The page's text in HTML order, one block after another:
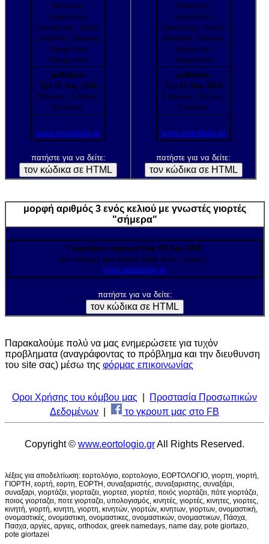
Ιππολύτα,
Λαυρέντιος,
Λαυρέντης, Λώρα,
Λωραίνη, Λάουρα,
Λαυρεντία,
Λαυρεντίνα
μεθαύριο
Τρι 11 Αυγ 2026
Εύπλους, Εύπλος,
Εύπλοος
www.eortologio.gr
πατήστε για να δείτε:
Ιππολύτα,
Λαυρέντιος,
Λαυρέντης, Λώρα,
Λωραίνη, Λάουρα,
Λαυρεντία,
Λαυρεντίνα
μεθαύριο
Τρι 11 Αυγ 2026
Εύπλους, Εύπλος,
Εύπλοος
www.eortologio.gr
πατήστε για να δείτε:
μορφή αριθμός 3 ενός κελιού με γνωστές γιορτές
"σήμερα"
Γιορτάζουν σήμερα Κυρ 09 Αυγ 2026
δεν υπάρχει μια γιορτή πάρα πολύ γνωστή
www.eortologio.gr
πατήστε για να δείτε:
Παρακαλούμε πολύ να μας ενημερώσετε για τυχόν
προβληματα (αναγράφοντας το πρόβλημα και την διευθυνση
του site σας) μέσω της φόρμας επικοινωνίας
Οροι Χρήσης του κόμβου μας
Προστασία Προσωπικών
Δεδομένων
το γκρουπ μας στο FB
Copyright © www.eortologio.grAll Rights Reserved.
λέξεις για αποδελτίωση: εορτολόγιο, εορτολογιο, ΕΟΡΤΟΛΟΓΙΟ, γιορτη, γιορτή,
ΓΙΟΡΤΗ, εορτή, εορτη, ΕΟΡΤΗ, συναξαριστής, συναξαριστης, συναξάρι,
συναξαρι, γιορτάζει, γιορταζει, γιορτεσ, γιορτέσ, ποιός γιορτάζει, πότε γιορτάζει,
ποιος γιορταζει, ποτε γιορταζει, υπολογισμός, κινητές, γιορτές, κινητες, γιορτες,
κινητή, γιορτή, κινητη, γιορτη, κινητών, γιορτών, κινητων, γιορτων, ονομαστική,
ονομαστικές, ονομαστικη, ονομαστικες, ονομαστικών, ονομαστικων, Πάσχα,
Πασχα, αργίες, αργιες, orthodox, greek namedays, name day, pote giortazo,
pote giortazei